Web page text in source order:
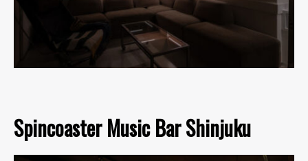
Spincoaster Music Bar Shinjuku